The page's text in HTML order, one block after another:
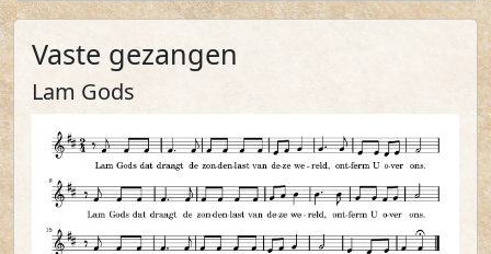
Vaste gezangen
Lam Gods